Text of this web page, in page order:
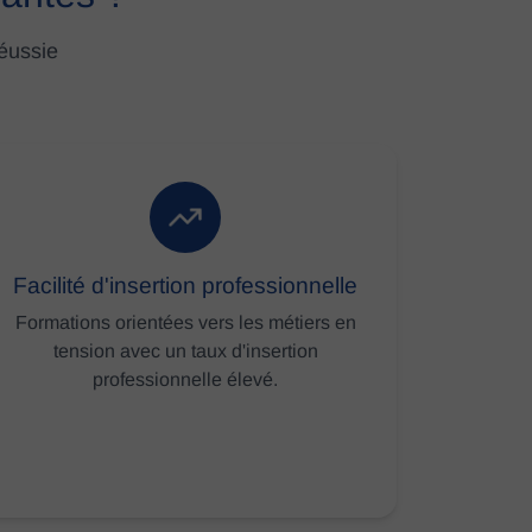
Facilité d'insertion professionnelle
Formations orientées vers les métiers en
tension avec un taux d'insertion
professionnelle élevé.